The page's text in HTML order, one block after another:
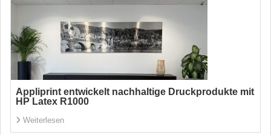
Appliprint entwickelt nachhaltige Druckprodukte mit
HP Latex R1000
Weiterlesen